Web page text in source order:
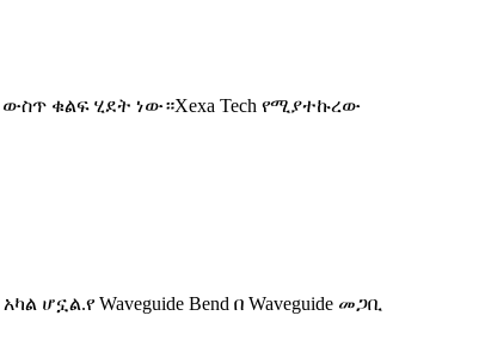
ቁልፍ ሂደት ነው።Xexa Tech የሚያተኩረው
Waveguide Bend በ Waveguide መጋቢ